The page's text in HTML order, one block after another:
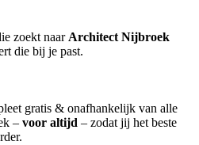
zoekt naar Architect Nijbroek
die bij je past.
gratis & onafhankelijk van alle
– voor altijd – zodat jij het beste